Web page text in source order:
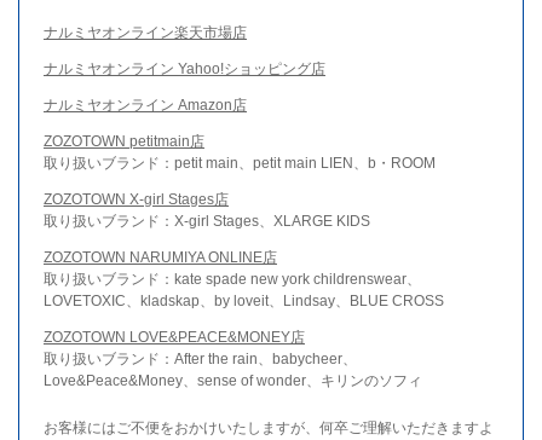
ナルミヤオンライン楽天市場店
ナルミヤオンライン Yahoo!ショッピング店
ナルミヤオンライン Amazon店
ZOZOTOWN petitmain店
取り扱いブランド：petit main、petit main LIEN、b・ROOM
ZOZOTOWN X-girl Stages店
取り扱いブランド：X-girl Stages、XLARGE KIDS
ZOZOTOWN NARUMIYA ONLINE店
取り扱いブランド：kate spade new york childrenswear、
LOVETOXIC、kladskap、by loveit、Lindsay、BLUE CROSS
ZOZOTOWN LOVE&PEACE&MONEY店
取り扱いブランド：After the rain、babycheer、
Love&Peace&Money、sense of wonder、キリンのソフィ
お客様にはご不便をおかけいたしますが、何卒ご理解いただきますよ